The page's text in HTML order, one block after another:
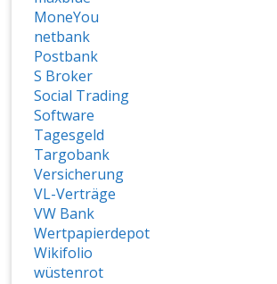
MoneYou
netbank
Postbank
S Broker
Social Trading
Software
Tagesgeld
Targobank
Versicherung
VL-Verträge
VW Bank
Wertpapierdepot
Wikifolio
wüstenrot